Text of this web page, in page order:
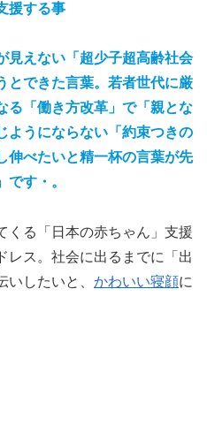
援する事
見えない「超少子超高齢社会
とできた言葉。若者世代に厳
る 「働き方改革」で「親とな
ようにならない「約束つきの
伸べたいと精一杯の言葉が先
す・。
くる「日本の赤ちゃん」支援
レス。社会に出るまでに「出
いしたいと、 かわいい寝顔に